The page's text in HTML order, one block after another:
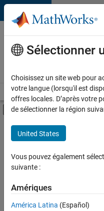
Passer au contenu
Votre
carrière
chez
Accueil Explorer nos
Activer/
Contenu principal
FILTRER PAR
Globalisation
Infrastructure et
Ingénierie des processus
Actuellement,
Sélectionner
Choisissez un site web pour
votre langue (lorsqu'il est
offres locales. D’après votre
de sélectionner la région
United States
Vous pouvez également
suivante :
Amériques
América Latina (Español)